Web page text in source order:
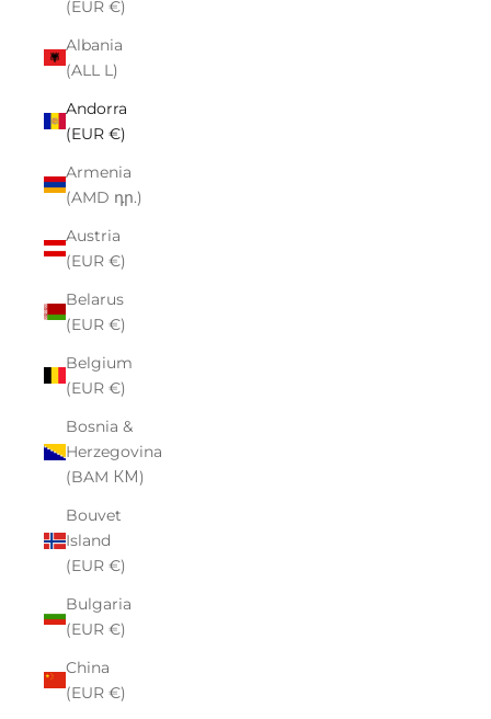
(EUR €)
Albania
(ALL L)
Andorra
(EUR €)
Armenia
(AMD դր.)
Austria
(EUR €)
Belarus
(EUR €)
Belgium
(EUR €)
Bosnia &
Herzegovina
(BAM КМ)
Bouvet
Island
(EUR €)
Bulgaria
(EUR €)
China
(EUR €)